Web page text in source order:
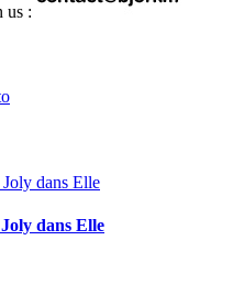
us :
dans Elle